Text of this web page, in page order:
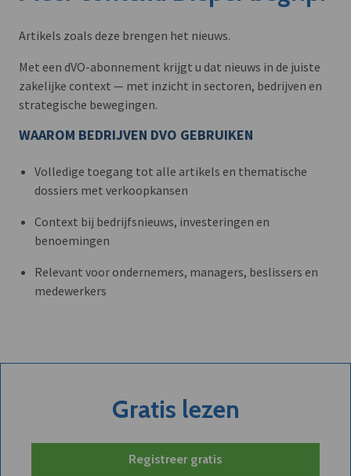
Artikels zoals deze brengen het nieuws.
Met een dVO-abonnement krijgt u dat nieuws in de juiste
zakelijke context — met inzicht in sectoren, bedrijven en
strategische bewegingen.
WAAROM BEDRIJVEN DVO GEBRUIKEN
Volledige toegang tot alle artikels en thematische
dossiers met verkoopkansen
Context bij bedrijfsnieuws, investeringen en
benoemingen
Relevant voor ondernemers, managers, beslissers en
medewerkers
Gratis lezen
Registreer gratis